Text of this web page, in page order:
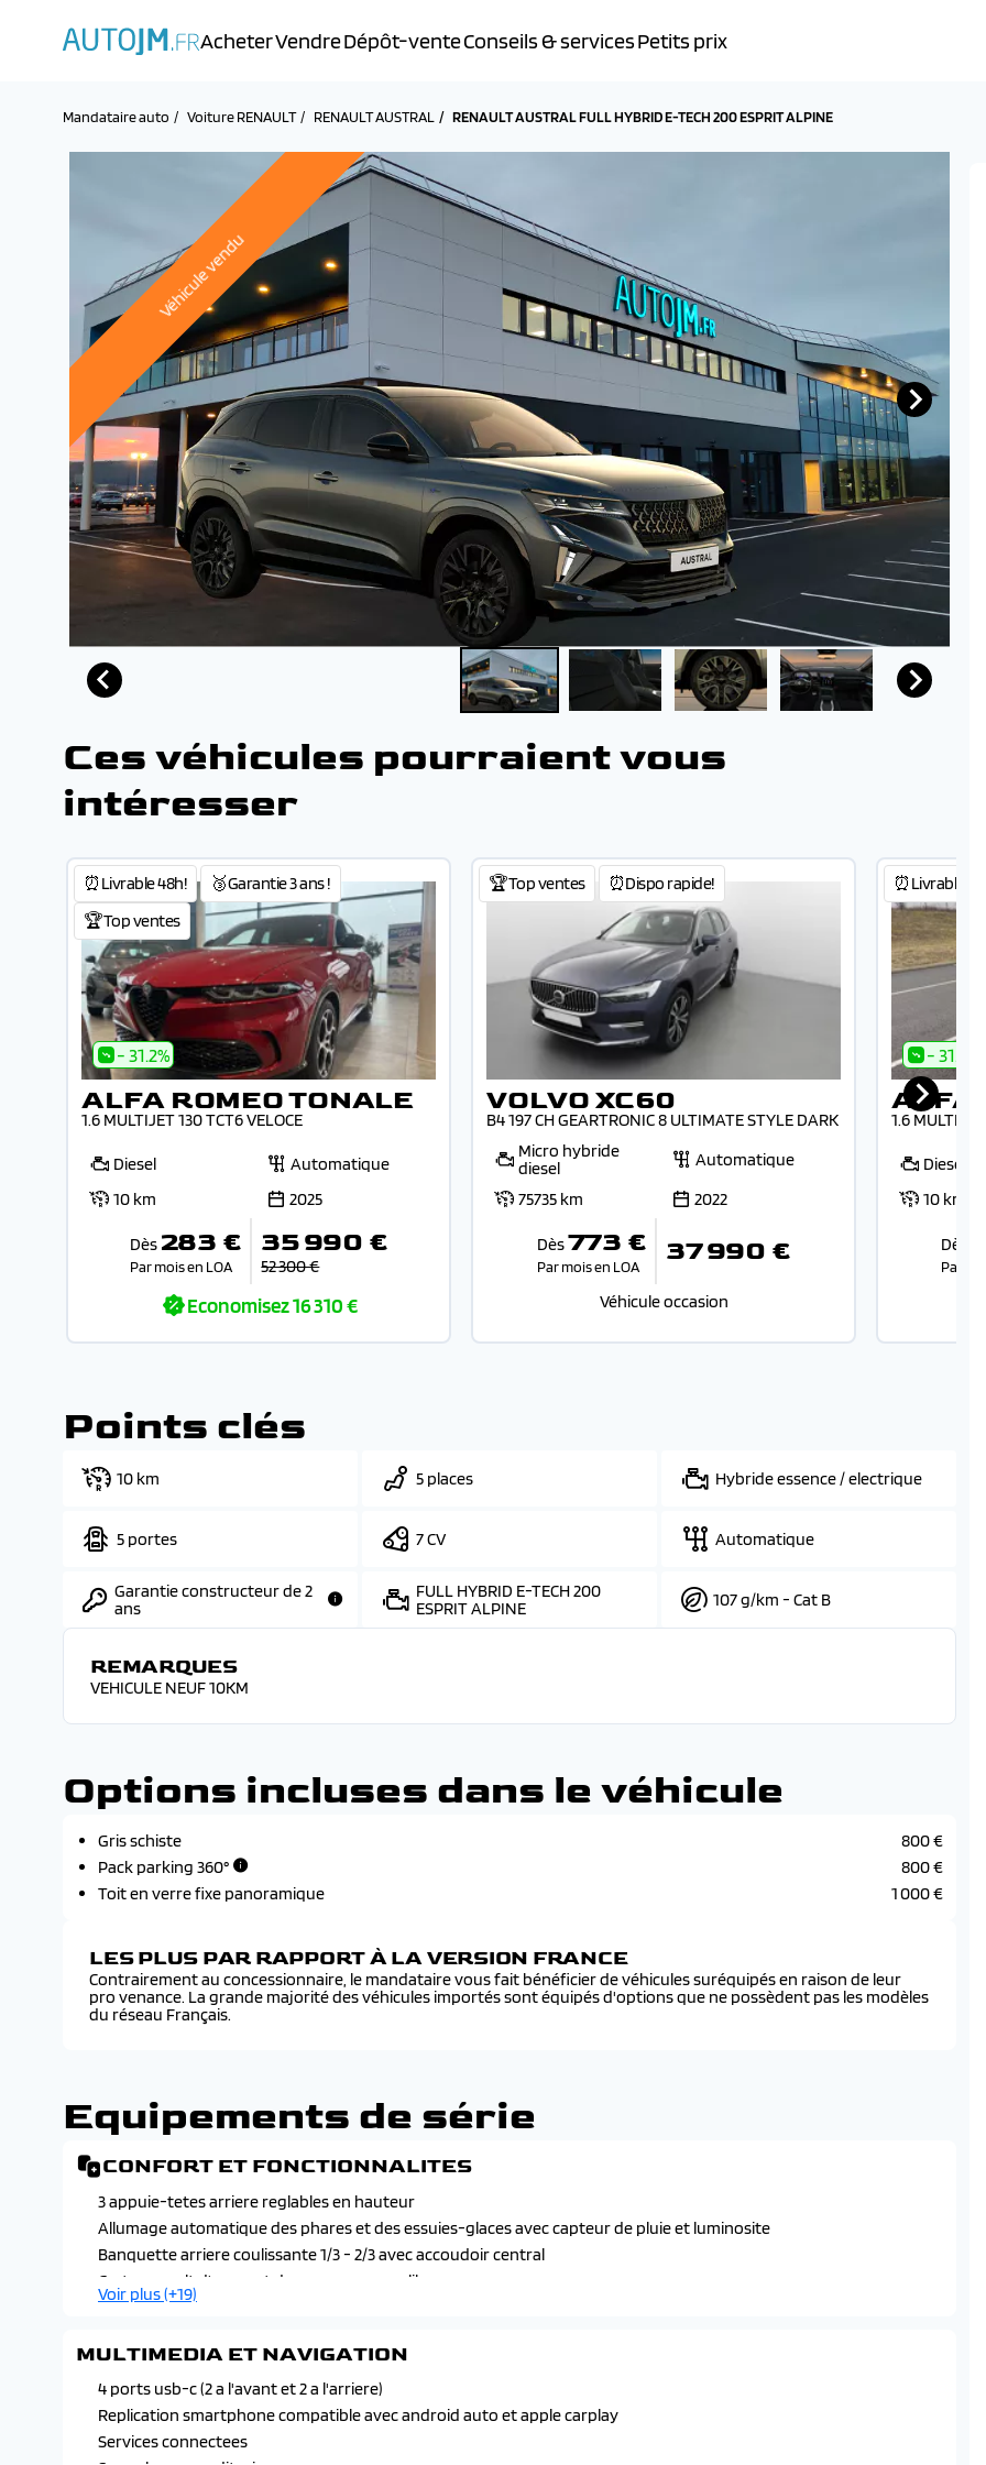
AcheterVendreDépôt-venteConseils & servicesPetits prix
Mandataire auto Voiture RENAULT RENAULT AUSTRAL RENAULT AUSTRAL FULL HYBRID E-TECH 200 ESPRIT ALPINE
Véhicule vendu
Ces véhicules pourraient vous
intéresser
⏰Livrable 48h!
🥉Garantie 3 ans !
🏆Top ventes
- 31.2%
ALFA ROMEO TONALE
1.6 MULTIJET 130 TCT6 VELOCE
Diesel
Automatique
10 km
2025
Dès 283 €
Par mois en LOA
35 990 €
52 300 €
Economisez16 310 €
🏆Top ventes ⏰Dispo rapide!
VOLVO XC60
B4 197 CH GEARTRONIC 8 ULTIMATE STYLE DARK
Micro hybride
diesel
Automatique
75735 km
2022
Dès773 €
Par mois en LOA 37 990 €
Véhicule occasion
⏰Livrable 48h!
- 31.1%
ALFA
1.6 MULTIJET
Diesel
10 km
Dès
Par
Points clés
10 km 5 places Hybride essence / electrique
5 portes 7 CV Automatique
Garantie constructeur de 2
ans
FULL HYBRID E-TECH 200
ESPRIT ALPINE
107 g/km - Cat B
REMARQUES
VEHICULE NEUF 10KM
Options incluses dans le véhicule
Gris schiste
800 €
Pack parking 360°
800 €
Toit en verre fixe panoramique
1 000 €
LES PLUS PAR RAPPORT À LA VERSION FRANCE
Contrairement au concessionnaire, le mandataire vous fait bénéficier de véhicules suréquipés en raison de leur
pro venance. La grande majorité des véhicules importés sont équipés d'options que ne possèdent pas les modèles
du réseau Français.
Equipements de série
CONFORT ET FONCTIONNALITES
3 appuie-tetes arriere reglables en hauteur
Allumage automatique des phares et des essuies-glaces avec capteur de pluie et luminosite
Banquette arriere coulissante 1/3 - 2/3 avec accoudoir central
Carte renault d'acces et demarrage mans-libres
Chargeur smartphone a induction
Console centrale avec repose main coulissant
Eclairage interieur a led
Hayon motorise mains libres
Lumiere d'ambiance personnalisable
Voir plus (+19)
MULTIMEDIA ET NAVIGATION
4 ports usb-c (2 a l'avant et 2 a l'arriere)
Replication smartphone compatible avec android auto et apple carplay
Services connectees